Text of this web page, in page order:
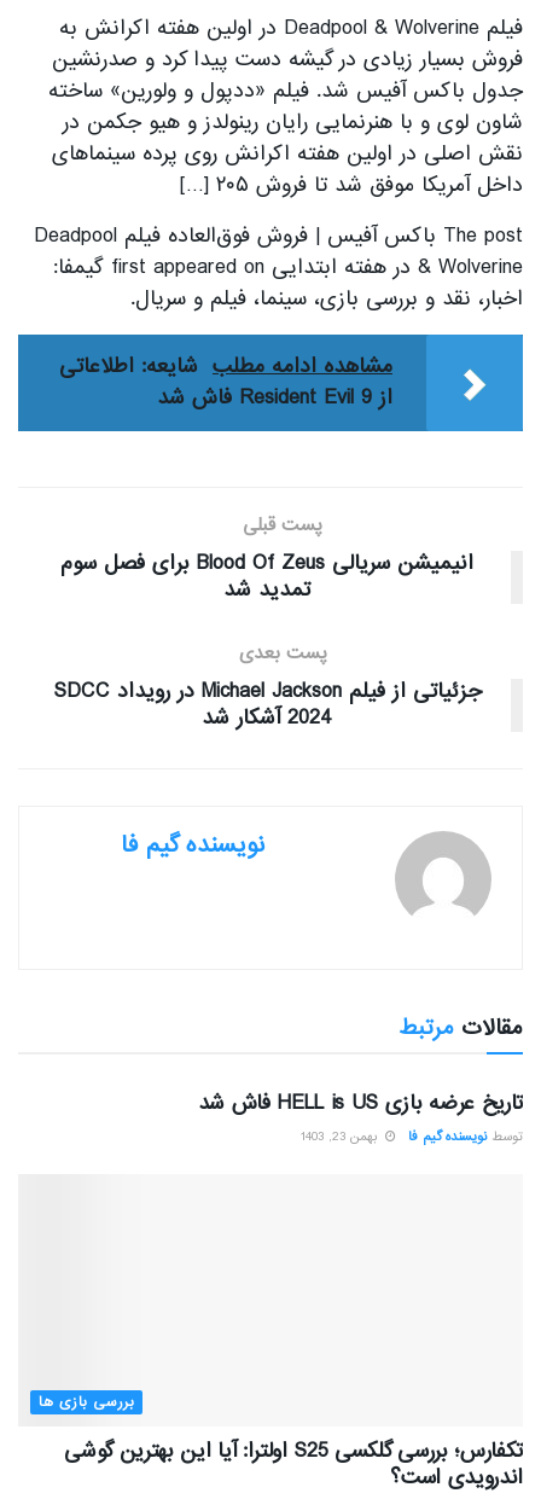
فیلم Deadpool & Wolverine در اولین هفته اکرانش به
فروش بسیار زیادی در گیشه دست پیدا کرد و صدرنشین
جدول باکس آفیس شد. فیلم «ددپول و ولورین» ساخته
شاون لوی و با هنرنمایی رایان رینولدز و هیو جکمن در
نقش اصلی در اولین هفته اکرانش روی پرده سینماهای
داخل آمریکا موفق شد تا فروش ۲۰۵ […]
The post باکس آفیس | فروش فوق‌العاده فیلم Deadpool
& Wolverine در هفته ابتدایی first appeared on گیمفا:
اخبار، نقد و بررسی بازی، سینما، فیلم و سریال.
مشاهده ادامه مطلب شایعه: اطلاعاتی
از Resident Evil 9 فاش شد
پست قبلی
انیمیشن سریالی Blood Of Zeus برای فصل سوم
تمدید شد
پست بعدی
جزئیاتی از فیلم Michael Jackson در رویداد SDCC
2024 آشکار شد
نویسنده گیم فا
مقالات مرتبط
تاریخ عرضه بازی HELL is US فاش شد
توسط نویسنده گیم فا بهمن 23, 1403
بررسی بازی ها
تکفارس؛ بررسی گلکسی S25 اولترا: آیا این بهترین گوشی
اندرویدی است؟